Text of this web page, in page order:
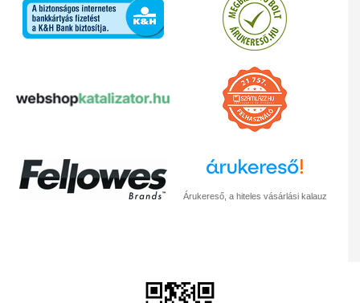
Árukereső, a hiteles vásárlási kalauz